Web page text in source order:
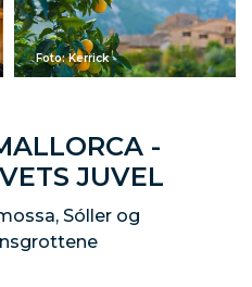
Foto: Kerrick
-
JUVEL
Sóller og